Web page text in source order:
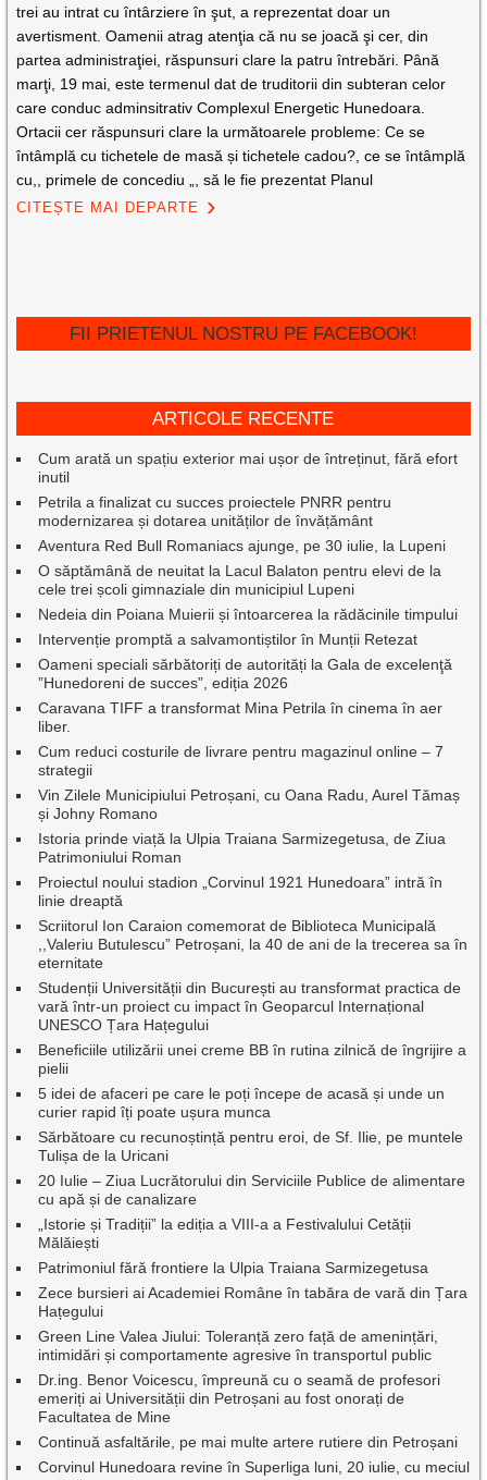
trei au intrat cu întârziere în şut, a reprezentat doar un
avertisment. Oamenii atrag atenţia că nu se joacă şi cer, din
partea administraţiei, răspunsuri clare la patru întrebări. Până
marţi, 19 mai, este termenul dat de truditorii din subteran celor
care conduc adminsitrativ Complexul Energetic Hunedoara.
Ortacii cer răspunsuri clare la următoarele probleme: Ce se
întâmplă cu tichetele de masă și tichetele cadou?, ce se întâmplă
cu,, primele de concediu „, să le fie prezentat Planul
CITEȘTE MAI DEPARTE
FII PRIETENUL NOSTRU PE FACEBOOK!
ARTICOLE RECENTE
Cum arată un spațiu exterior mai ușor de întreținut, fără efort
inutil
Petrila a finalizat cu succes proiectele PNRR pentru
modernizarea și dotarea unităților de învățământ
Aventura Red Bull Romaniacs ajunge, pe 30 iulie, la Lupeni
O săptămână de neuitat la Lacul Balaton pentru elevi de la
cele trei școli gimnaziale din municipiul Lupeni
Nedeia din Poiana Muierii și întoarcerea la rădăcinile timpului
Intervenție promptă a salvamontiștilor în Munții Retezat
Oameni speciali sărbătoriți de autorități la Gala de excelenţă
”Hunedoreni de succes”, ediția 2026
Caravana TIFF a transformat Mina Petrila în cinema în aer
liber.
Cum reduci costurile de livrare pentru magazinul online – 7
strategii
Vin Zilele Municipiului Petroșani, cu Oana Radu, Aurel Tămaș
și Johny Romano
Istoria prinde viață la Ulpia Traiana Sarmizegetusa, de Ziua
Patrimoniului Roman
Proiectul noului stadion „Corvinul 1921 Hunedoara” intră în
linie dreaptă
Scriitorul Ion Caraion comemorat de Biblioteca Municipală
,,Valeriu Butulescu” Petroșani, la 40 de ani de la trecerea sa în
eternitate
Studenții Universității din București au transformat practica de
vară într-un proiect cu impact în Geoparcul Internațional
UNESCO Țara Hațegului
Beneficiile utilizării unei creme BB în rutina zilnică de îngrijire a
pielii
5 idei de afaceri pe care le poți începe de acasă și unde un
curier rapid îți poate ușura munca
Sărbătoare cu recunoștință pentru eroi, de Sf. Ilie, pe muntele
Tulișa de la Uricani
20 Iulie – Ziua Lucrătorului din Serviciile Publice de alimentare
cu apă și de canalizare
„Istorie și Tradiții” la ediția a VIII-a a Festivalului Cetății
Mălăiești
Patrimoniul fără frontiere la Ulpia Traiana Sarmizegetusa
Zece bursieri ai Academiei Române în tabăra de vară din Țara
Hațegului
Green Line Valea Jiului: Toleranță zero față de amenințări,
intimidări și comportamente agresive în transportul public
Dr.ing. Benor Voicescu, împreună cu o seamă de profesori
emeriți ai Universității din Petroșani au fost onorați de
Facultatea de Mine
Continuă asfaltările, pe mai multe artere rutiere din Petroșani
Corvinul Hunedoara revine în Superliga luni, 20 iulie, cu meciul